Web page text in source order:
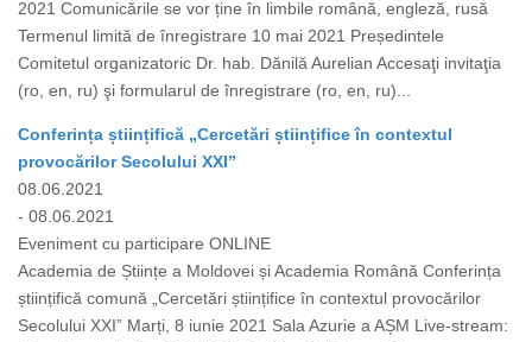
2021 Comunicările se vor ține în limbile română, engleză, rusă
Termenul limită de înregistrare 10 mai 2021 Președintele
Comitetul organizatoric Dr. hab. Dănilă Aurelian Accesaţi invitaţia
(ro, en, ru) şi formularul de înregistrare (ro, en, ru)...
Conferința științifică „Cercetări științifice în contextul
provocărilor Secolului XXI”
08.06.2021
- 08.06.2021
Eveniment cu participare ONLINE
Academia de Științe a Moldovei și Academia Română Conferința
științifică comună „Cercetări științifice în contextul provocărilor
Secolului XXI” Marți, 8 iunie 2021 Sala Azurie a AȘM Live-stream: